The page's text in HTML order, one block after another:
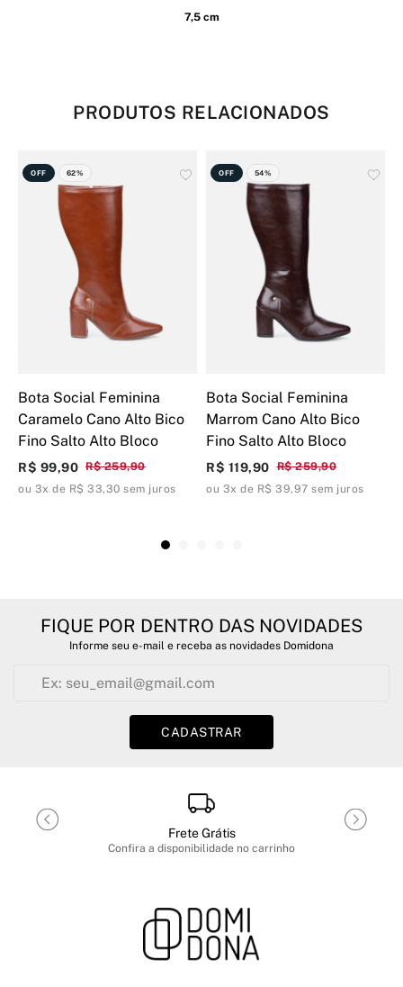
7,5 cm
PRODUTOS RELACIONADOS
OFF 62%
Bota Social Feminina
Caramelo Cano Alto Bico
Fino Salto Alto Bloco
R$ 259,90
R$ 99,90
ou 3x de R$ 33,30 sem juros
OFF 54%
Bota Social Feminina
Marrom Cano Alto Bico
Fino Salto Alto Bloco
R$ 259,90
R$ 119,90
ou 3x de R$ 39,97 sem juros
FIQUE POR DENTRO DAS NOVIDADES
Informe seu e-mail e receba as novidades Domidona
CADASTRAR
Frete Grátis
Confira a disponibilidade no carrinho